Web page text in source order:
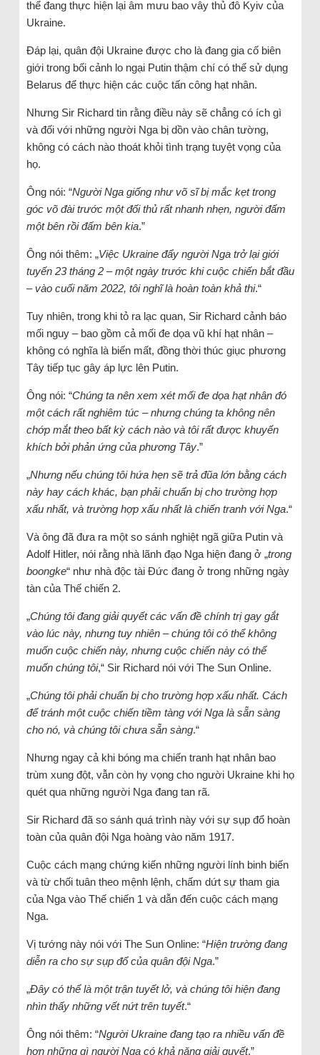
thể đang thực hiện lại âm mưu bao vây thủ đô Kyiv của
Ukraine.
Đáp lại, quân đội Ukraine được cho là đang gia cố biên
giới trong bối cảnh lo ngại Putin thậm chí có thể sử dụng
Belarus để thực hiện các cuộc tấn công hạt nhân.
Nhưng Sir Richard tin rằng điều này sẽ chẳng có ích gì
và đối với những người Nga bị dồn vào chân tường,
không có cách nào thoát khỏi tình trạng tuyệt vọng của
họ.
Ông nói: “Người Nga giống như võ sĩ bị mắc kẹt trong
góc võ đài trước một đối thủ rất nhanh nhẹn, người đấm
một bên rồi đấm bên kia.”
Ông nói thêm: „Việc Ukraine đẩy người Nga trở lại giới
tuyến 23 tháng 2 – một ngày trước khi cuộc chiến bắt đầu
– vào cuối năm 2022, tôi nghĩ là hoàn toàn khả thi.“
Tuy nhiên, trong khi tỏ ra lạc quan, Sir Richard cảnh báo
mối nguy – bao gồm cả mối đe dọa vũ khí hạt nhân –
không có nghĩa là biến mất, đồng thời thúc giục phương
Tây tiếp tục gây áp lực lên Putin.
Ông nói: “Chúng ta nên xem xét mối đe dọa hạt nhân đó
một cách rất nghiêm túc – nhưng chúng ta không nên
chớp mắt theo bất kỳ cách nào và tôi rất được khuyến
khích bởi phản ứng của phương Tây.”
„Nhưng nếu chúng tôi hứa hẹn sẽ trả đũa lớn bằng cách
này hay cách khác, bạn phải chuẩn bị cho trường hợp
xấu nhất, và trường hợp xấu nhất là chiến tranh với Nga.“
Và ông đã đưa ra một so sánh nghiệt ngã giữa Putin và
Adolf Hitler, nói rằng nhà lãnh đạo Nga hiện đang ở „trong
boongke“ như nhà độc tài Đức đang ở trong những ngày
tàn của Thế chiến 2.
„Chúng tôi đang giải quyết các vấn đề chính trị gay gắt
vào lúc này, nhưng tuy nhiên – chúng tôi có thể không
muốn cuộc chiến này, nhưng cuộc chiến này có thể
muốn chúng tôi,“ Sir Richard nói với The Sun Online.
„Chúng tôi phải chuẩn bị cho trường hợp xấu nhất. Cách
để tránh một cuộc chiến tiềm tàng với Nga là sẵn sàng
cho nó, và chúng tôi chưa sẵn sàng.“
Nhưng ngay cả khi bóng ma chiến tranh hạt nhân bao
trùm xung đột, vẫn còn hy vọng cho người Ukraine khi họ
quét qua những người Nga đang tan rã.
Sir Richard đã so sánh quá trình này với sự sụp đổ hoàn
toàn của quân đội Nga hoàng vào năm 1917.
Cuộc cách mạng chứng kiến ​​những người lính binh biến
và từ chối tuân theo mệnh lệnh, chấm dứt sự tham gia
của Nga vào Thế chiến 1 và dẫn đến cuộc cách mạng
Nga.
Vị tướng này nói với The Sun Online: “Hiện trường đang
diễn ra cho sự sụp đổ của quân đội Nga.”
„Đây có thể là một trận tuyết lở, và chúng tôi hiện đang
nhìn thấy những vết nứt trên tuyết.“
Ông nói thêm: “Người Ukraine đang tạo ra nhiều vấn đề
hơn những gì người Nga có khả năng giải quyết.”